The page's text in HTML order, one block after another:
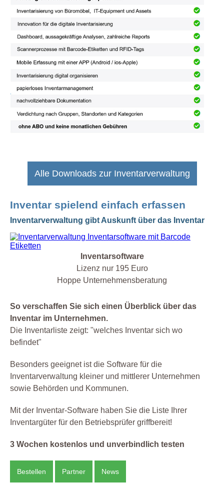
Alle Downloads zur Inventarverwaltung
Inventar spielend einfach erfassen
Inventarverwaltung gibt Auskunft über das Inventar
Inventarsoftware
Lizenz nur 195 Euro
Hoppe Unternehmensberatung
So verschaffen Sie sich einen Überblick über das
Inventar im Unternehmen.
Die Inventarliste zeigt: "welches Inventar sich wo
befindet"
Besonders geeignet ist die Software für die
Inventarverwaltung kleiner und mittlerer Unternehmen
sowie Behörden und Kommunen.
Mit der Inventar-Software haben Sie die Liste Ihrer
Inventargüter für den Betriebsprüfer griffbereit!
3 Wochen kostenlos und unverbindlich testen
Bestellen Partner News